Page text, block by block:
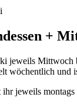
+
jeweils
wöchentlich und
jeweils montags